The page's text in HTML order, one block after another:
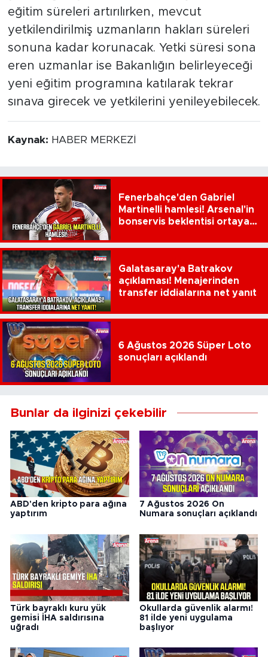
eğitim süreleri artırılırken, mevcut
yetkilendirilmiş uzmanların hakları süreleri
sonuna kadar korunacak. Yetki süresi sona
eren uzmanlar ise Bakanlığın belirleyeceği
yeni eğitim programına katılarak tekrar
sınava girecek ve yetkilerini yenileyebilecek.
Kaynak: HABER MERKEZİ
Fenerbahçe'den Gabriel
Martinelli hamlesi! Arsenal'in
bonservis beklentisi ortaya
Galatasaray'a Batrakov
açıklaması! Menajerinden
transfer iddialarına net yanıt
6 Ağustos 2026 Süper Loto
sonuçları açıklandı
Bunlar da ilginizi çekebilir
ABD'den kripto para ağına
yaptırım
7 Ağustos 2026 On
Numara sonuçları açıklandı
Türk bayraklı kuru yük
gemisi İHA saldırısına
uğradı
Okullarda güvenlik alarmı!
81 ilde yeni uygulama
başlıyor